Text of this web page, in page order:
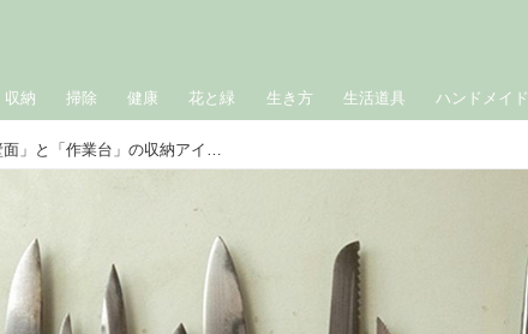
収納 掃除 健康 花と緑 生き方 生活道具 ハンドメイド
4畳の“小さな台所”で楽しむ「壁面」と「作業台」の収納アイデア。包丁はマグネット式のナイフラックへ、台の上に板をのせて作業スペースに／料理研究家・松長絵菜さん